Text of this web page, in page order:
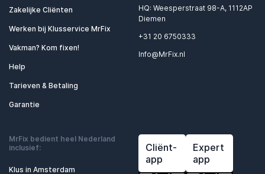
Zakelijke Cliënten
Werken bij Klusservice MrFix
Vakman? Kom fixen!
Help
Tarieven & Betaling
Garantie
HQ: Weesperstraat 98-A, 1112AP
Diemen
+31 20 6750333
Info@MrFix.nl
MrFix bedient heel Nederland
inclusief:
Klus in Amsterdam
Cliënt-
app
Expert
app